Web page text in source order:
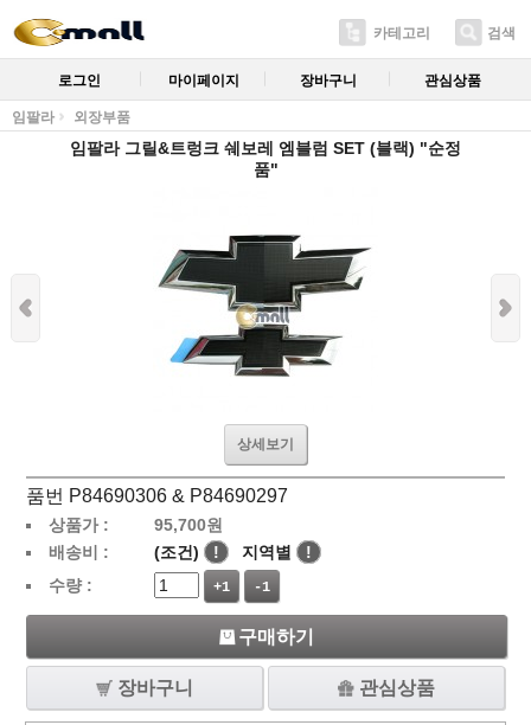
카테고리 검색
로그인 마이페이지 장바구니 관심상품
임팔라 외장부품
임팔라 그릴&트렁크 쉐보레 엠블럼 SET (블랙) "순정
품"
상세보기
품번 P84690306 & P84690297
상품가 : 95,700원
배송비 :
(조건) ! 지역별
!
수량 :
+1 -1
구매하기
장바구니 관심상품